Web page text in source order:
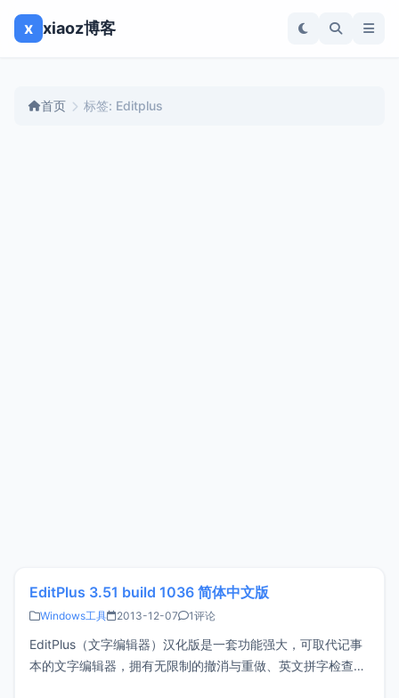
x xiaoz博客
首页 标签: Editplus
EditPlus 3.51 build 1036 简体中文版
Windows工具 2013-12-07 1评论
EditPlus（文字编辑器）汉化版是一套功能强大，可取代记事
本的文字编辑器，拥有无限制的撤消与重做、英文拼字检查、